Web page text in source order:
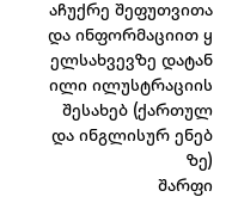
აჩუქრე შეფუთვითა
და ინფორმაციით ყ
ელსახვევზე დატან
ილი ილუსტრაციის
შესახებ (ქართულ
და ინგლისურ ენებ
ზე)
შარფი